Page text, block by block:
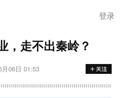
登录
，走不出秦岭？
月06日 01:53